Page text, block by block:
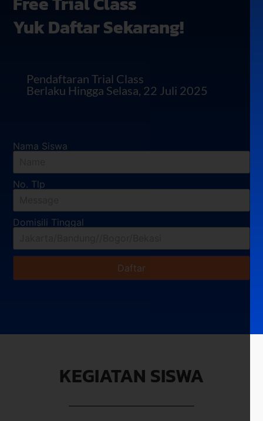
Yuk Daftar Sekarang!
Pendaftaran Trial Class
Berlaku Hingga Selasa, 22 Juli 2025
Nama Siswa
No. Tlp
Domisili Tinggal
Daftar
KEGIATAN SISWA